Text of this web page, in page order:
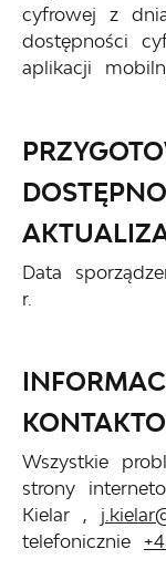
cyfrowej z
dostępności
aplikacji
Data
r.
Wszystkie
strony
Kielar ,
telefonicznie